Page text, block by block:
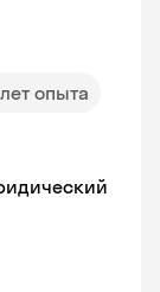
опыта